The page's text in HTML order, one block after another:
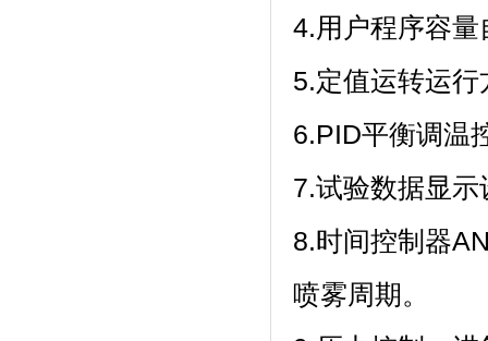
4.用户程序容量自
5.定值运转运行方
6.PID平衡调温
7.试验数据显示设
8.时间控制器
喷雾周期。